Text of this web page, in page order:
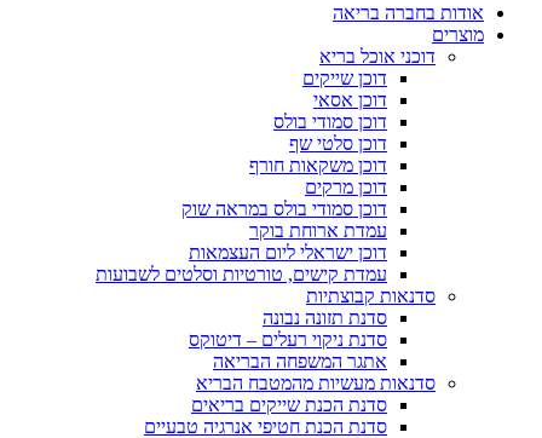
אודות בחברה בריאה
מוצרים
דוכני אוכל בריא
דוכן שייקים
דוכן אסאי
דוכן סמודי בולס
דוכן סלטי שף
דוכן משקאות חורף
דוכן מרקים
דוכן סמודי בולס במראה שוק
עמדת ארוחת בוקר
דוכן ישראלי ליום העצמאות
עמדת קישים, טורטיות וסלטים לשבועות
סדנאות קבוצתיות
סדנת תזונה נבונה
סדנת ניקוי רעלים – דיטוקס
אתגר המשפחה הבריאה
סדנאות מעשיות מהמטבח הבריא
סדנת הכנת שייקים בריאים
סדנת הכנת חטיפי אנרגיה טבעיים